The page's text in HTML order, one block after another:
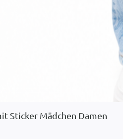
Sticker Mädchen Damen